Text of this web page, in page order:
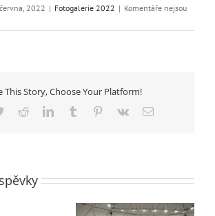
2022 | Fotogalerie 2022 | Komentáře nejsou
This Story, Choose Your Platform!
TwitterRedditLinkedInTumblr Pinterest
Vk
E-